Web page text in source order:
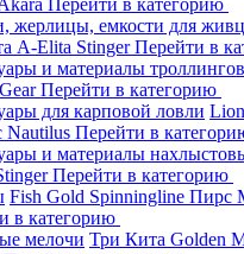
Перейти в категорию
жерлицы, емкости для
A-Elita StingerПерейти в
и материалы
Перейти в категорию
для карповой ловли
Nautilus Перейти в
и материалы
Перейти в категорию
Fish Gold Spinningline Пирс
в категорию
мелочи Три Кита Golden